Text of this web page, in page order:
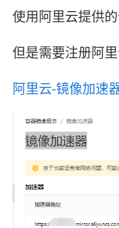
使用阿里云提供
但是需要注册阿
阿里云-镜像加速